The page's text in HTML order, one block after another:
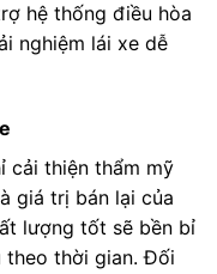
hệ thống điều hòa
nghiệm lái xe dễ
cải thiện thẩm mỹ
giá trị bán lại của
lượng tốt sẽ bền bỉ
theo thời gian. Đối